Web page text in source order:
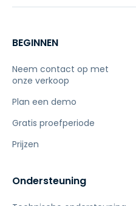
BEGINNEN
Neem contact op met
onze verkoop
Plan een demo
Gratis proefperiode
Prijzen
Ondersteuning